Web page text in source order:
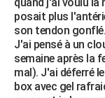
posait plus
son tendon gonflé.
J'ai pensé à un
semaine après la
mal). J'ai déferré
box avec gel